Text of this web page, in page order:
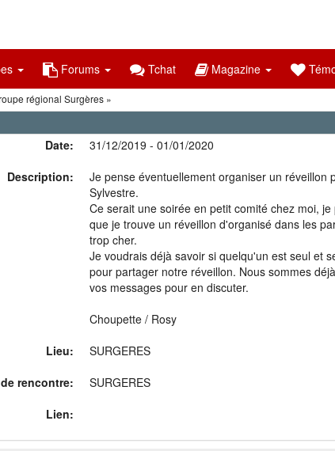
Forums Tchat Magazine
régional Surgères
Date:
31/12/2019 - 01/01/2020
Description:
Je pense éventuellement organiser un réveillon
Sylvestre.
Ce serait une soirée en petit comité chez moi,
que je trouve un réveillon d'organisé dans les
trop cher.
Je voudrais déjà savoir si quelqu'un est seul et
pour partager notre réveillon. Nous sommes
vos messages pour en discuter.
Choupette / Rosy
Lieu:
SURGERES
rencontre:
SURGERES
Lien: